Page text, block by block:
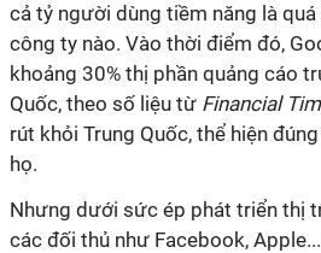
cả tỷ người dùng tiềm năng là
công ty nào. Vào thời điểm đó,
khoảng 30% thị phần quảng cáo
Quốc, theo số liệu từ Financial
rút khỏi Trung Quốc, thể hiện
họ.
Nhưng dưới sức ép phát triển thị
các đối thủ như Facebook,